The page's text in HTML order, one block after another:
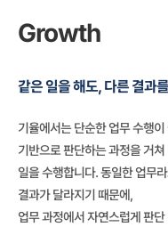
Growth
같은 일을 해도, 다른 결과
기율에서는 단순한 업무 수행
기반으로 판단하는 과정을 거쳐
일을 수행합니다. 동일한 업무
결과가 달라지기 때문에,
업무 과정에서 자연스럽게 판